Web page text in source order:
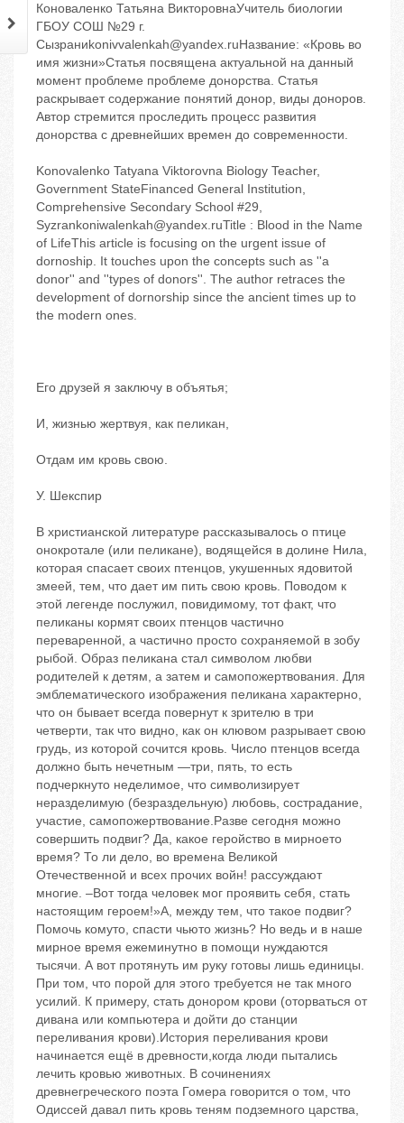
Коноваленко Татьяна ВикторовнаУчитель биологии
ГБОУ СОШ №29 г.
Сызраниkonivvalenkah@yandex.ruНазвание: «Кровь во
имя жизни»Статья посвящена актуальной на данный
момент проблеме проблеме донорства. Статья
раскрывает содержание понятий донор, виды доноров.
Автор стремится проследить процесс развития
донорства с древнейших времен до современности.
Konovalenko Tatyana Viktorovna Biology Teacher,
Government StateFinanced General Institution,
Comprehensive Secondary School #29,
Syzrankoniwalenkah@yandex.ruTitle : Blood in the Name
of LifeThis article is focusing on the urgent issue of
dornoship. It touches upon the concepts such as ''a
donor'' and ''types of donors''. The author retraces the
development of dornorship since the ancient times up to
the modern ones.
Его друзей я заключу в объятья;
И, жизнью жертвуя, как пеликан,
Отдам им кровь свою.
У. Шекспир
В христианской литературе рассказывалось о птице
онокротале (или пеликане), водящейся в долине Нила,
которая спасает своих птенцов, укушенных ядовитой
змеей, тем, что дает им пить свою кровь. Поводом к
этой легенде послужил, повидимому, тот факт, что
пеликаны кормят своих птенцов частично
переваренной, а частично просто сохраняемой в зобу
рыбой. Образ пеликана стал символом любви
родителей к детям, а затем и самопожертвования. Для
эмблематического изображения пеликана характерно,
что он бывает всегда повернут к зрителю в три
четверти, так что видно, как он клювом разрывает свою
грудь, из которой сочится кровь. Число птенцов всегда
должно быть нечетным —три, пять, то есть
подчеркнуто неделимое, что символизирует
неразделимую (безраздельную) любовь, сострадание,
участие, самопожертвование.Разве сегодня можно
совершить подвиг? Да, какое геройство в мирноето
время? То ли дело, во времена Великой
Отечественной и всех прочих войн! рассуждают
многие. –Вот тогда человек мог проявить себя, стать
настоящим героем!»А, между тем, что такое подвиг?
Помочь комуто, спасти чьюто жизнь? Но ведь и в наше
мирное время ежеминутно в помощи нуждаются
тысячи. А вот протянуть им руку готовы лишь единицы.
При том, что порой для этого требуется не так много
усилий. К примеру, стать донором крови (оторваться от
дивана или компьютера и дойти до станции
переливания крови).История переливания крови
начинается ещё в древности,когда люди пытались
лечить кровью животных. В сочинениях
древнегреческого поэта Гомера говорится о том, что
Одиссей давал пить кровь теням подземного царства,